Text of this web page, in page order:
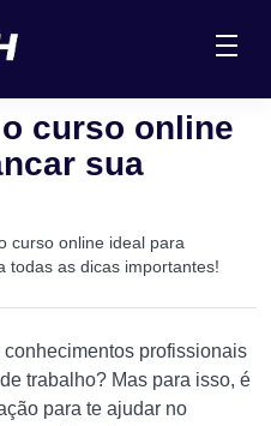
curso online
sua
curso online ideal para
todas as dicas importantes!
profissionais
trabalho? Mas para isso, é
para te ajudar no